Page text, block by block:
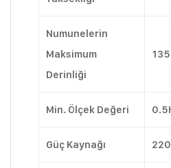
Numunelerin
Maksimum
Derinliği
Min. Ölçek Değeri
Güç Kaynağı